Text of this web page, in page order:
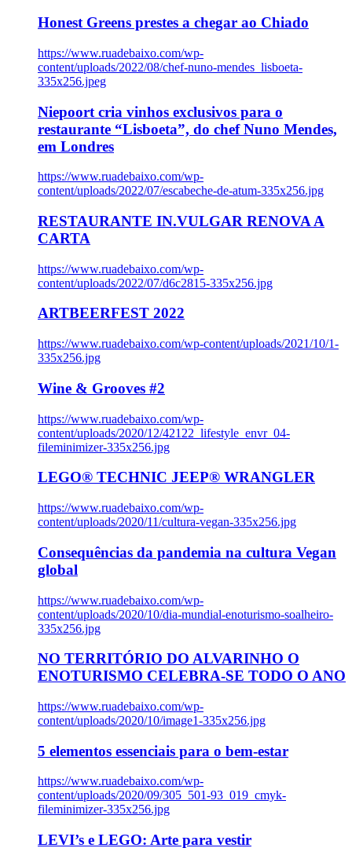
Honest Greens prestes a chegar ao Chiado
https://www.ruadebaixo.com/wp-
content/uploads/2022/08/chef-nuno-mendes_lisboeta-
335x256.jpeg
Niepoort cria vinhos exclusivos para o
restaurante “Lisboeta”, do chef Nuno Mendes,
em Londres
https://www.ruadebaixo.com/wp-
content/uploads/2022/07/escabeche-de-atum-335x256.jpg
RESTAURANTE IN.VULGAR RENOVA A
CARTA
https://www.ruadebaixo.com/wp-
content/uploads/2022/07/d6c2815-335x256.jpg
ARTBEERFEST 2022
https://www.ruadebaixo.com/wp-content/uploads/2021/10/1-
335x256.jpg
Wine & Grooves #2
https://www.ruadebaixo.com/wp-
content/uploads/2020/12/42122_lifestyle_envr_04-
fileminimizer-335x256.jpg
LEGO® TECHNIC JEEP® WRANGLER
https://www.ruadebaixo.com/wp-
content/uploads/2020/11/cultura-vegan-335x256.jpg
Consequências da pandemia na cultura Vegan
global
https://www.ruadebaixo.com/wp-
content/uploads/2020/10/dia-mundial-enoturismo-soalheiro-
335x256.jpg
NO TERRITÓRIO DO ALVARINHO O
ENOTURISMO CELEBRA-SE TODO O ANO
https://www.ruadebaixo.com/wp-
content/uploads/2020/10/image1-335x256.jpg
5 elementos essenciais para o bem-estar
https://www.ruadebaixo.com/wp-
content/uploads/2020/09/305_501-93_019_cmyk-
fileminimizer-335x256.jpg
LEVI’s e LEGO: Arte para vestir